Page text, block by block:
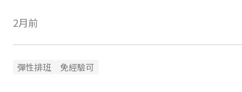
2月前
彈性排班 免經驗可